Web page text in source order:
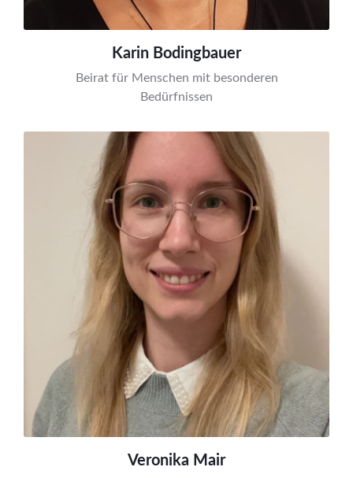
Karin Bodingbauer
Beirat für Menschen mit besonderen
Bedürfnissen
Veronika Mair